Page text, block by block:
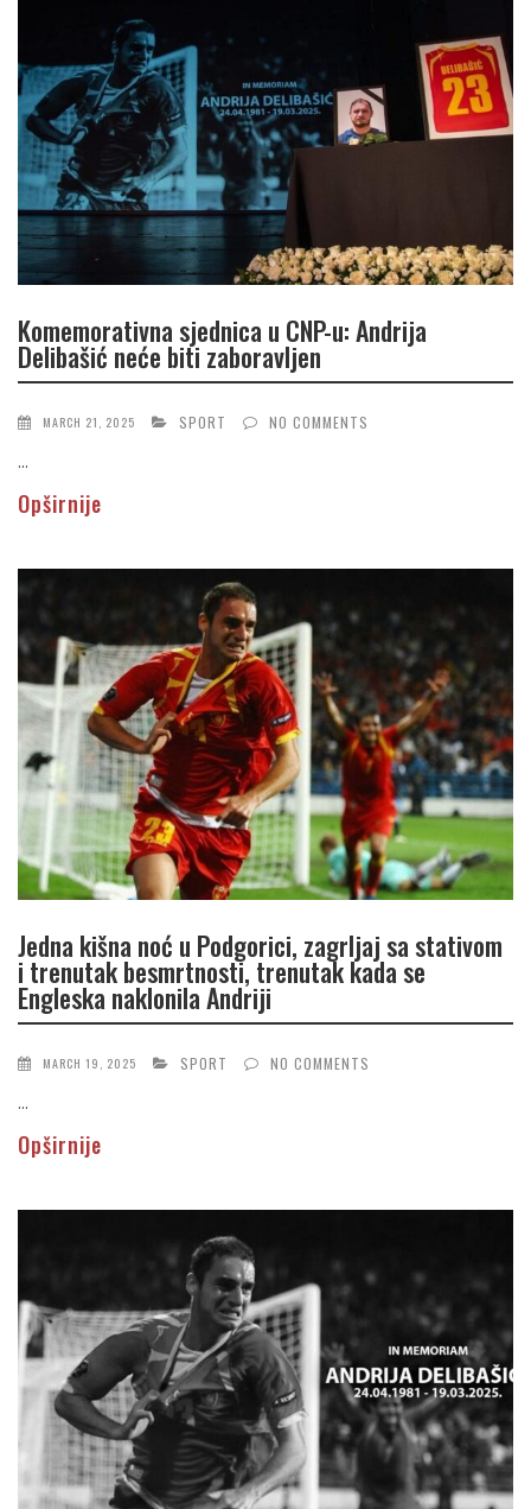
Komemorativna sjednica u CNP-u: Andrija
Delibašić neće biti zaboravljen
MARCH 21, 2025 SPORT NO COMMENTS
...
Opširnije
Jedna kišna noć u Podgorici, zagrljaj sa stativom
i trenutak besmrtnosti, trenutak kada se
Engleska naklonila Andriji
MARCH 19, 2025 SPORT NO COMMENTS
...
Opširnije